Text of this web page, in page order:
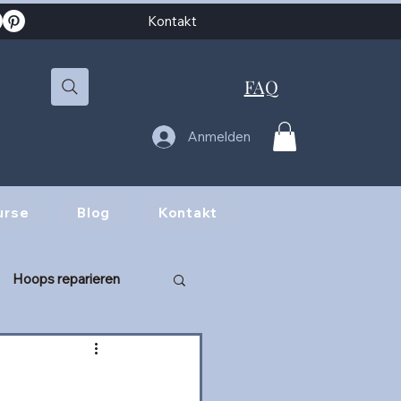
Kontakt
FAQ
Anmelden
Blog Kontakt
Hoops reparieren